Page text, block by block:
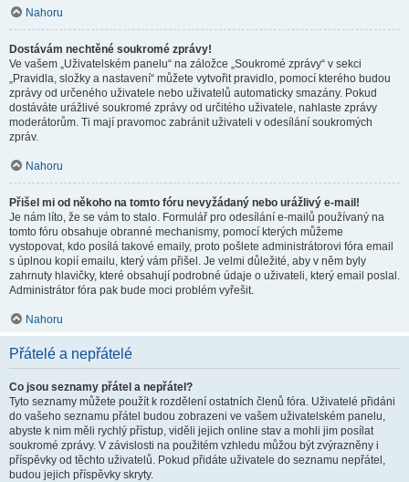
Nahoru
Dostávám nechtěné soukromé zprávy!
Ve vašem „Uživatelském panelu“ na záložce „Soukromé zprávy“ v sekci
„Pravidla, složky a nastavení“ můžete vytvořit pravidlo, pomocí kterého budou
zprávy od určeného uživatele nebo uživatelů automaticky smazány. Pokud
dostáváte urážlivé soukromé zprávy od určitého uživatele, nahlaste zprávy
moderátorům. Ti mají pravomoc zabránit uživateli v odesílání soukromých
zpráv.
Nahoru
Přišel mi od někoho na tomto fóru nevyžádaný nebo urážlivý e-mail!
Je nám líto, že se vám to stalo. Formulář pro odesílání e-mailů používaný na
tomto fóru obsahuje obranné mechanismy, pomocí kterých můžeme
vystopovat, kdo posílá takové emaily, proto pošlete administrátorovi fóra email
s úplnou kopií emailu, který vám přišel. Je velmi důležité, aby v něm byly
zahrnuty hlavičky, které obsahují podrobné údaje o uživateli, který email poslal.
Administrátor fóra pak bude moci problém vyřešit.
Nahoru
Přátelé a nepřátelé
Co jsou seznamy přátel a nepřátel?
Tyto seznamy můžete použít k rozdělení ostatních členů fóra. Uživatelé přidáni
do vašeho seznamu přátel budou zobrazeni ve vašem uživatelském panelu,
abyste k nim měli rychlý přístup, viděli jejich online stav a mohli jim posílat
soukromé zprávy. V závislosti na použitém vzhledu můžou být zvýrazněny i
příspěvky od těchto uživatelů. Pokud přidáte uživatele do seznamu nepřátel,
budou jejich příspěvky skryty.